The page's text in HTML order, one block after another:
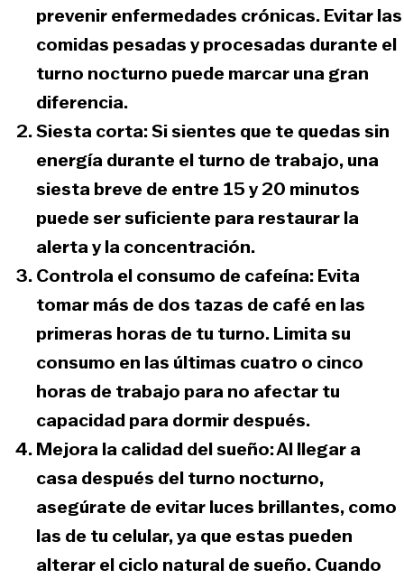
prevenir enfermedades crónicas. Evitar las
comidas pesadas y procesadas durante el
turno nocturno puede marcar una gran
diferencia.
Siesta corta:Si sientes que te quedas sin
energía durante el turno de trabajo, una
siesta breve de entre 15 y 20 minutos
puede ser suficiente para restaurar la
alerta y la concentración.
Controla el consumo de cafeína:Evita
tomar más de dos tazas de café en las
primeras horas de tu turno. Limita su
consumo en las últimas cuatro o cinco
horas de trabajo para no afectar tu
capacidad para dormir después.
Mejora la calidad del sueño:Al llegar a
casa después del turno nocturno,
asegúrate de evitar luces brillantes, como
las de tu celular, ya que estas pueden
alterar el ciclo natural de sueño. Cuando